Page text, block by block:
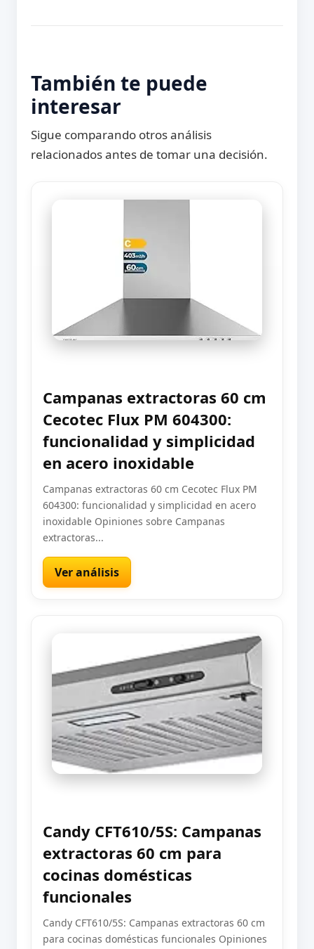
También te puede
interesar
Sigue comparando otros análisis
relacionados antes de tomar una decisión.
Campanas extractoras 60 cm
Cecotec Flux PM 604300:
funcionalidad y simplicidad
en acero inoxidable
Campanas extractoras 60 cm Cecotec Flux PM
604300: funcionalidad y simplicidad en acero
inoxidable Opiniones sobre Campanas
extractoras...
Ver análisis
Candy CFT610/5S: Campanas
extractoras 60 cm para
cocinas domésticas
funcionales
Candy CFT610/5S: Campanas extractoras 60 cm
para cocinas domésticas funcionales Opiniones